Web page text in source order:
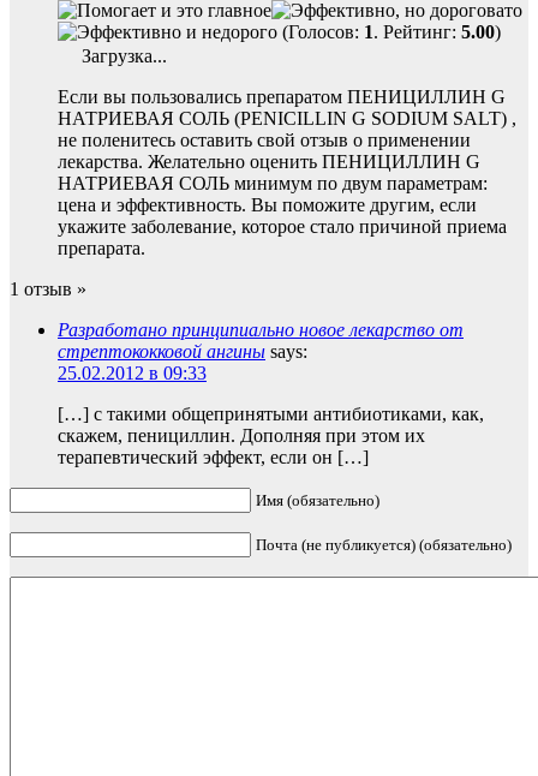
(Голосов: 1. Рейтинг: 5.00)
Загрузка...
Если вы пользовались препаратом ПЕНИЦИЛЛИН G
НАТРИЕВАЯ СОЛЬ (PENICILLIN G SODIUM SALT) ,
не поленитесь оставить свой отзыв о применении
лекарства. Желательно оценить ПЕНИЦИЛЛИН G
НАТРИЕВАЯ СОЛЬ минимум по двум параметрам:
цена и эффективность. Вы поможите другим, если
укажите заболевание, которое стало причиной приема
препарата.
1 отзыв »
Разработано принципиально новое лекарство от
стрептококковой ангины says:
25.02.2012 в 09:33
[…] с такими общепринятыми антибиотиками, как,
скажем, пенициллин. Дополняя при этом их
терапевтический эффект, если он […]
Имя (обязательно)
Почта (не публикуется) (обязательно)